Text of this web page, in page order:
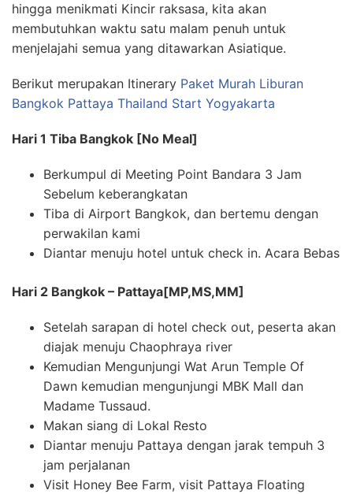
hingga menikmati Kincir raksasa, kita akan
membutuhkan waktu satu malam penuh untuk
menjelajahi semua yang ditawarkan Asiatique.
Berikut merupakan Itinerary Paket Murah Liburan
Bangkok Pattaya Thailand Start Yogyakarta
Hari 1 Tiba Bangkok [No Meal]
Berkumpul di Meeting Point Bandara 3 Jam
Sebelum keberangkatan
Tiba di Airport Bangkok, dan bertemu dengan
perwakilan kami
Diantar menuju hotel untuk check in. Acara Bebas
Hari 2 Bangkok – Pattaya[MP,MS,MM]
Setelah sarapan di hotel check out, peserta akan
diajak menuju Chaophraya river
Kemudian Mengunjungi Wat Arun Temple Of
Dawn kemudian mengunjungi MBK Mall dan
Madame Tussaud.
Makan siang di Lokal Resto
Diantar menuju Pattaya dengan jarak tempuh 3
jam perjalanan
Visit Honey Bee Farm, visit Pattaya Floating